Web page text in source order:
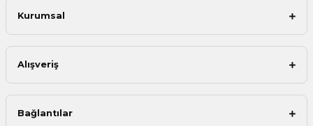
Kurumsal
Alışveriş
Bağlantılar